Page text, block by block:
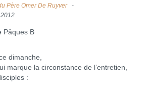
Père Omer De Ruyver
Pâques B
dimanche,
marque la circonstance de l’entretien,
: